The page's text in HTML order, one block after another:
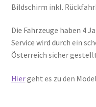
Bildschirm inkl.
Die Fahrzeuge haben 4
Service wird durch ein
Österreich sicher
Hiergeht es zu den